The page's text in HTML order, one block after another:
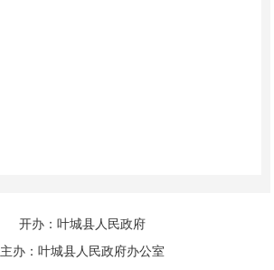
开办：叶城县人民政府
主办：叶城县人民政府办公室